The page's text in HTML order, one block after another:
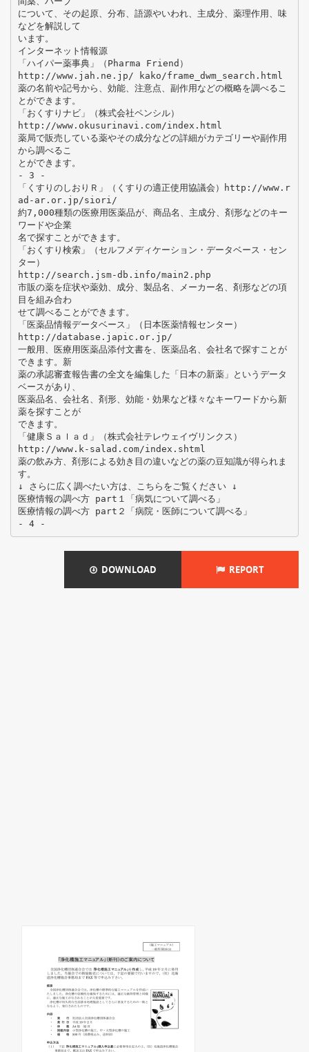
について、その起原、分布、語源やいわれ、主成分、薬理作用、味
などを解説して
います。
インターネット情報源
「ハイパー薬事典」（Pharma Friend）
http://www.jah.ne.jp/ kako/frame_dwm_search.html
薬の名前や記号から、効能、注意点、副作用などの概略を調べるこ
とができます。
「おくすりナビ」（株式会社ペンシル）
http://www.okusurinavi.com/index.html
薬局で販売している薬やその成分などの詳細がカテゴリーや副作用
から調べるこ
とができます。
- 3 -
「くすりのしおりＲ」（くすりの適正使用協議会）http://www.r
ad-ar.or.jp/siori/
約7,000種類の医療用医薬品が、商品名、主成分、剤形などのキー
ワードや企業
名で探すことができます。
「おくすり検索」（セルフメディケーション・データベース・セン
ター）
http://search.jsm-db.info/main2.php
市販の薬を症状や薬効、成分、製品名、メーカー名、剤形などの項
目を組み合わ
せて調べることができます。
「医薬品情報データベース」（日本医薬情報センター）
http://database.japic.or.jp/
一般用、医療用医薬品添付文書を、医薬品名、会社名で探すことが
できます。新
薬の承認審査報告書の全文を編集した「日本の新薬」というデータ
ベースがあり、
医薬品名、会社名、剤形、効能・効果など様々なキーワードから新
薬を探すことが
できます。
「健康Ｓａｌａｄ」（株式会社テレウェイヴリンクス）
http://www.k-salad.com/index.shtml
薬の飲み方、剤形による効き目の違いなどの薬の豆知識が得られま
す。
↓ さらに広く調べたい方は、こちらをご覧ください ↓
医療情報の調べ方 part１「病気について調べる」
医療情報の調べ方 part２「病院・医師について調べる」
DOWNLOAD REPORT